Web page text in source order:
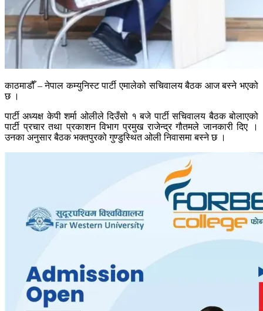
काठमाडौँ – नेपाल कम्युनिस्ट पार्टी एमालेको सचिवालय बैठक आज बस्ने भएको
छ ।
पार्टी अध्यक्ष केपी शर्मा ओलीले दिउँसो १ बजे पार्टी सचिवालय बैठक बोलाएको
पार्टी प्रचार तथा प्रकाशन विभाग प्रमुख राजेन्द्र गौतमले जानकारी दिए ।
उनका अनुसार बैठक भक्तपुरको गुण्डुस्थित ओली निवासमा बस्ने छ ।